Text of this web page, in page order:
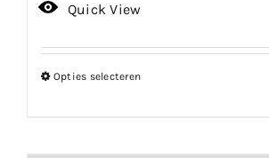
€94.99
Quick View
Opties selecteren